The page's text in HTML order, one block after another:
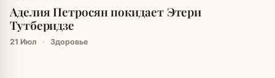
Аделия Петросян покидает Этери
Тутберидзе
21 Июл · Здоровье